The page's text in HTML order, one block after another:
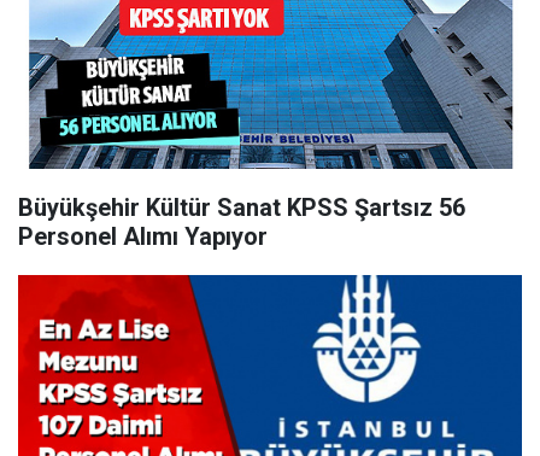
Büyükşehir Kültür Sanat KPSS Şartsız 56
Personel Alımı Yapıyor